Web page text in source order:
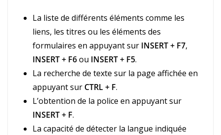
La liste de différents éléments comme les
liens, les titres ou les éléments des
formulaires en appuyant sur INSERT + F7,
INSERT + F6ou INSERT + F5.
La recherche de texte sur la page affichée en
appuyant sur CTRL + F.
L’obtention de la police en appuyant sur
INSERT + F.
La capacité de détecter la langue indiquée